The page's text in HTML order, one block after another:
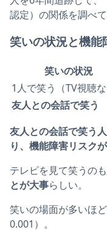
認定）の関係を調べて
笑いの状況と機能
笑いの状況
1人で笑う（TV視聴な
友人との会話で笑う
友人との会話で笑う
り、機能障害リスク
テレビを見て笑うの
とが大事らしい。
笑いの場面が多いほ
0.001）。